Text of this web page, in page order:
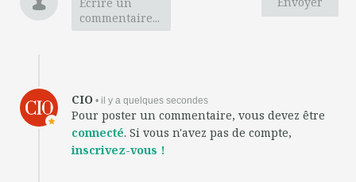
commentaire...
CIO • il y a quelques secondes
Pour poster un commentaire, vous devez être
connecté. Si vous n'avez pas de compte,
inscrivez-vous !